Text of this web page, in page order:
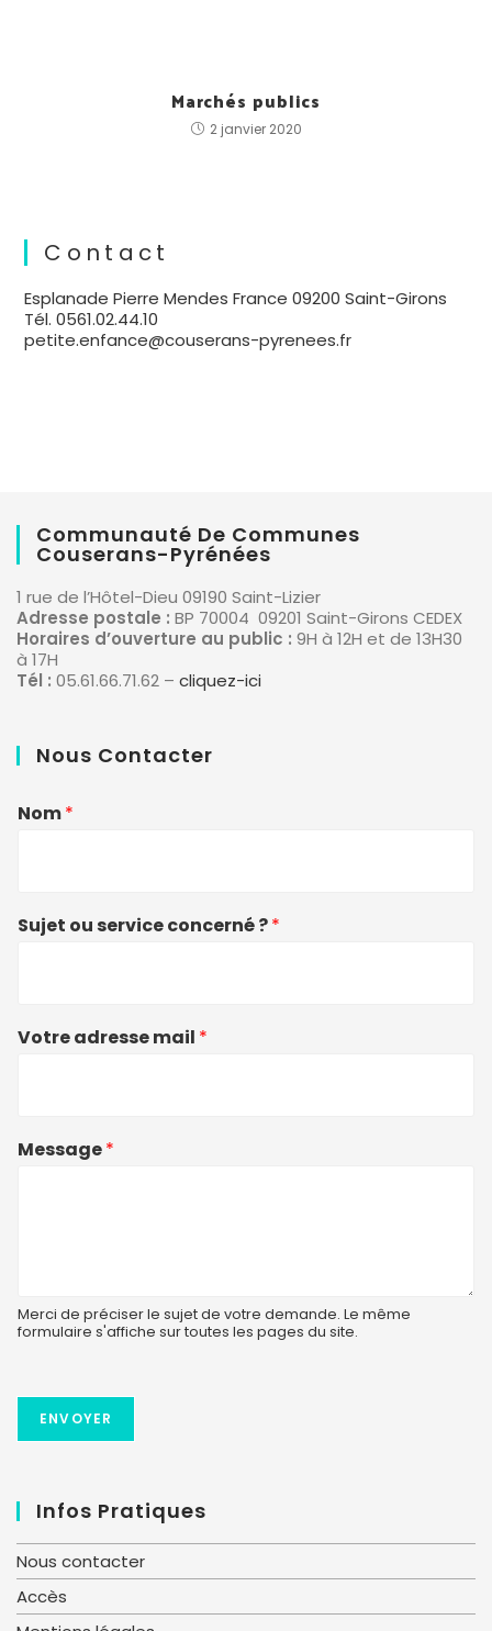
Marchés publics
2 janvier 2020
Contact
Esplanade Pierre Mendes France 09200 Saint-Girons
Tél. 0561.02.44.10
petite.enfance@couserans-pyrenees.fr
Communauté De Communes
Couserans-Pyrénées
1 rue de l’Hôtel-Dieu 09190 Saint-Lizier
Adresse postale : BP 70004 09201 Saint-Girons CEDEX
Horaires d’ouverture au public : 9H à 12H et de 13H30
à 17H
Tél : 05.61.66.71.62 – cliquez-ici
Nous Contacter
Nom*
Sujet ou service concerné ?*
Votre adresse mail *
Message*
Merci de préciser le sujet de votre demande. Le même
formulaire s'affiche sur toutes les pages du site.
ENVOYER
Infos Pratiques
Nous contacter
Accès